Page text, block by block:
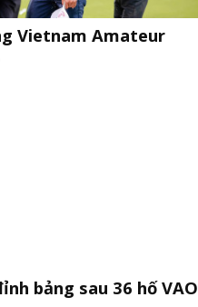
Vietnam Amateur
bảng sau 36 hố VAO